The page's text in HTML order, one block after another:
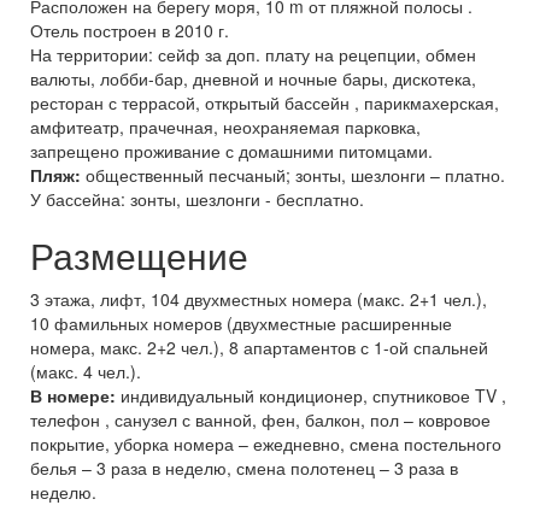
Расположен на берегу моря, 10 m от пляжной полосы .
Отель построен в 2010 г.
На территории: сейф за доп. плату на рецепции, обмен
валюты, лобби-бар, дневной и ночные бары, дискотека,
ресторан с террасой, открытый бассейн , парикмахерская,
амфитеатр, прачечная, неохраняемая парковка,
запрещено проживание с домашними питомцами.
Пляж: общественный песчаный; зонты, шезлонги – платно.
У бассейна: зонты, шезлонги - бесплатно.
Размещение
3 этажа, лифт, 104 двухместных номера (макс. 2+1 чел.),
10 фамильных номеров (двухместные расширенные
номера, макс. 2+2 чел.), 8 апартаментов с 1-ой спальней
(макс. 4 чел.).
В номере: индивидуальный кондиционер, спутниковое TV ,
телефон , санузел с ванной, фен, балкон, пол – ковровое
покрытие, уборка номера – ежедневно, смена постельного
белья – 3 раза в неделю, смена полотенец – 3 раза в
неделю.